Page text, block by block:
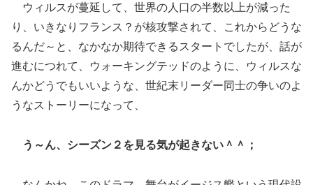
ウィルスが蔓延して、世界の人口の半数以上が減った
り、いきなりフランス？が核攻撃されて、これからどうな
るんだ～と、なかなか期待できるスタートでしたが、話が
進むにつれて、ウォーキングテッドのように、ウィルスな
んかどうでもいいような、世紀末リーダー同士の争いのよ
うなストーリーになって、
う～ん、シーズン２を見る気が起きない＾＾；